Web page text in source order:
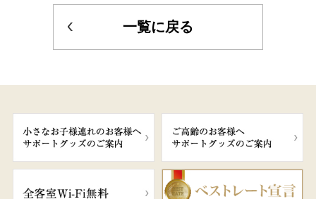
一覧に戻る